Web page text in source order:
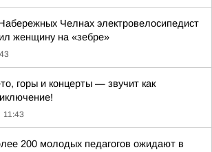
Челнах электровелосипедист
женщину на «зебре»
горы и концерты — звучит как
11:43
200 молодых педагогов ожидают в